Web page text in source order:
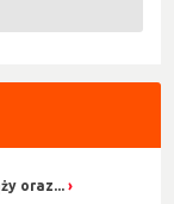
oraz...